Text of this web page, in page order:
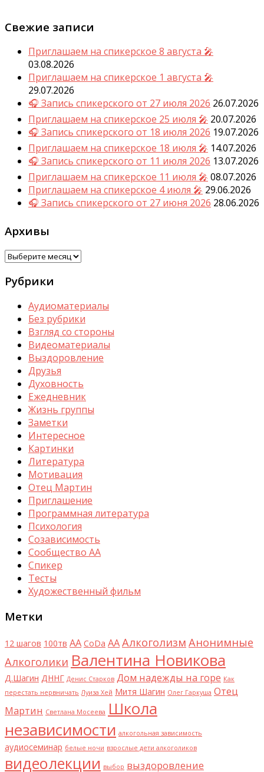
Свежие записи
Приглашаем на спикерское 8 августа 🎤
03.08.2026
Приглашаем на спикерское 1 августа 🎤
29.07.2026
🎧 Запись спикерского от 27 июля 2026 26.07.2026
Приглашаем на спикерское 25 июля 🎤 20.07.2026
🎧 Запись спикерского от 18 июля 2026 19.07.2026
Приглашаем на спикерское 18 июля 🎤 14.07.2026
🎧 Запись спикерского от 11 июля 2026 13.07.2026
Приглашаем на спикерское 11 июля 🎤 08.07.2026
Приглашаем на спикерское 4 июля 🎤 29.06.2026
🎧 Запись спикерского от 27 июня 2026 28.06.2026
Архивы
Архивы
Рубрики
Аудиоматериалы
Без рубрики
Взгляд со стороны
Видеоматериалы
Выздоровление
Друзья
Духовность
Ежедневник
Жизнь группы
Заметки
Интересное
Картинки
Литература
Мотивация
Отец Мартин
Приглашение
Программная литература
Психология
Созависимость
Сообщество АА
Спикер
Тесты
Художественный фильм
Метки
12 шагов 100тв AA CoDa АААлкоголизм Анонимные
Алкоголики Валентина Новикова
Д.Шагин ДННГ Денис Старков Дом надежды на горе Как
перестать нервничать Луиза Хей Митя Шагин Олег Гаркуша Отец
Мартин Светлана Мосеева Школа
независимости алкогольная зависимость
аудиосеминар белые ночи взрослые дети алкоголиков
видеолекции выбор выздоровление